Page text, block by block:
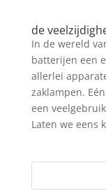
de
In de wereld
batterijen een
allerlei
zaklampen.
een
Laten we eens